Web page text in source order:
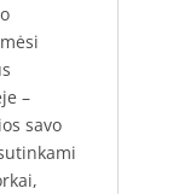
–
savo